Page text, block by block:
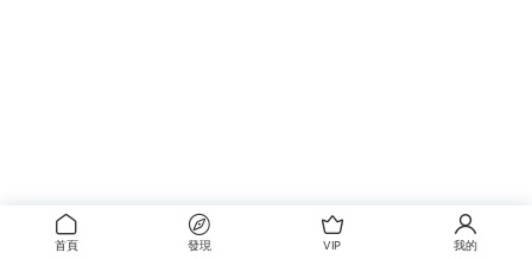
首頁 發現 VIP 我的